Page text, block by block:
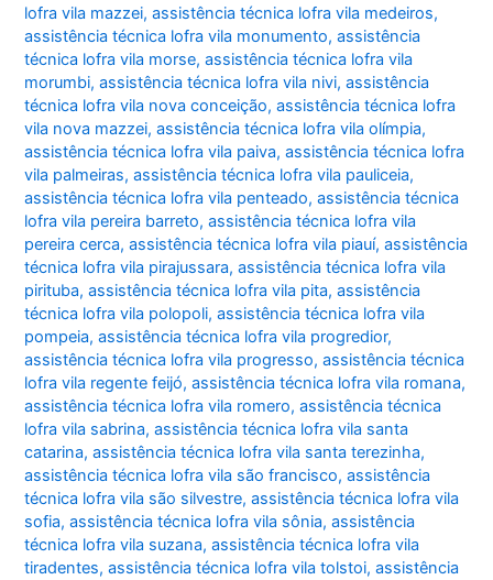
lofra vila mazzei,assistência técnica lofra vila medeiros,
assistência técnica lofra vila monumento,assistência
técnica lofra vila morse,assistência técnica lofra vila
morumbi,assistência técnica lofra vila nivi,assistência
técnica lofra vila nova conceição,assistência técnica lofra
vila nova mazzei,assistência técnica lofra vila olímpia,
assistência técnica lofra vila paiva,assistência técnica lofra
vila palmeiras,assistência técnica lofra vila pauliceia,
assistência técnica lofra vila penteado,assistência técnica
lofra vila pereira barreto,assistência técnica lofra vila
pereira cerca,assistência técnica lofra vila piauí,assistência
técnica lofra vila pirajussara,assistência técnica lofra vila
pirituba,assistência técnica lofra vila pita,assistência
técnica lofra vila polopoli,assistência técnica lofra vila
pompeia,assistência técnica lofra vila progredior,
assistência técnica lofra vila progresso,assistência técnica
lofra vila regente feijó,assistência técnica lofra vila romana,
assistência técnica lofra vila romero,assistência técnica
lofra vila sabrina,assistência técnica lofra vila santa
catarina,assistência técnica lofra vila santa terezinha,
assistência técnica lofra vila são francisco,assistência
técnica lofra vila são silvestre,assistência técnica lofra vila
sofia,assistência técnica lofra vila sônia,assistência
técnica lofra vila suzana,assistência técnica lofra vila
tiradentes,assistência técnica lofra vila tolstoi,assistência